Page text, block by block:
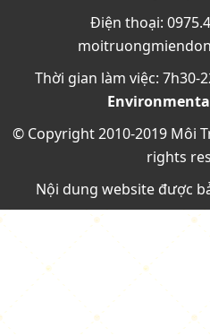
Điện thoại:
Thời gian làm việc: 7h30-
© Copyright 2010-2019 Môi
rights
Nội dung website được